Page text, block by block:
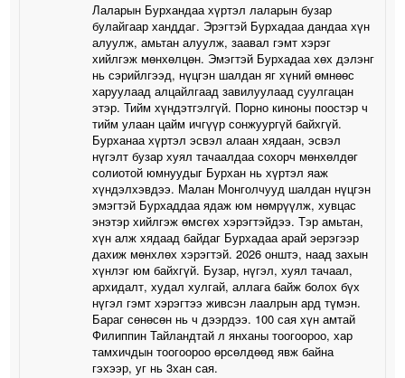
Лаларын Бурхандаа хүртэл лаларын бузар
булайгаар ханддаг. Эрэгтэй Бурхадаа дандаа хүн
алуулж, амьтан алуулж, заавал гэмт хэрэг
хийлгэж мөнхөлцөн. Эмэгтэй Бурхадаа хөх дэлэнг
нь сэрийлгээд, нүцгэн шалдан яг хүний өмнөөс
харуулаад алцайлгаад завилуулаад суулгацан
этэр. Тийм хүндэтгэлгүй. Порно киноны поостэр ч
тийм улаан цайм ичгүүр сонжуургүй байхгүй.
Бурханаа хүртэл эсвэл алаан хядаан, эсвэл
нүгэлт бузар хуял тачаалдаа сохорч мөнхөлдөг
солиотой юмнуудыг Бурхан нь хүртэл яаж
хүндэлхэвдээ. Малан Монголчууд шалдан нүцгэн
эмэгтэй Бурхаддаа ядаж юм нөмрүүлж, хувцас
энэтэр хийлгэж өмсгөх хэрэгтэйдээ. Тэр амьтан,
хүн алж хядаад байдаг Бурхадаа арай эерэгээр
дахиж мөнхлөх хэрэгтэй. 2026 онштэ, наад захын
хүнлэг юм байхгүй. Бузар, нүгэл, хуял тачаал,
архидалт, худал хулгай, аллага байж болох бүх
нүгэл гэмт хэрэгтээ живсэн лаалрын ард түмэн.
Бараг сөнөсөн нь ч дээрдээ. 100 сая хүн амтай
Филиппин Тайландтай л янханы тоогоороо, хар
тамхичдын тоогоороо өрсөлдөөд явж байна
гэхээр, уг нь 3хан сая.